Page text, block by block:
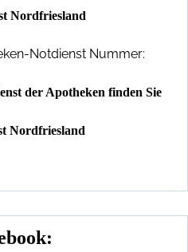
Nordfriesland
Notdienst Nummer:
der Apotheken finden Sie
Nordfriesland